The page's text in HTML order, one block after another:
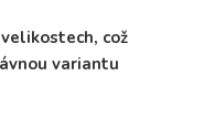
což
variantu